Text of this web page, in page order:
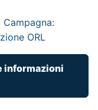
Campagna:
ORL
informazioni